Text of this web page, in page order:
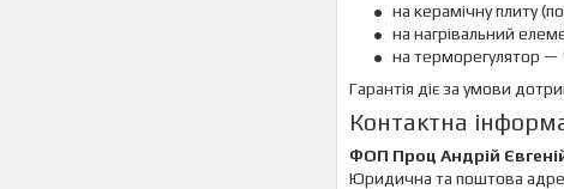
на керамічну плиту
на нагрівальний
на терморегулятор —
Гарантія діє за умови
Контактна
ФОП Проц Андрій
Юридична та поштова